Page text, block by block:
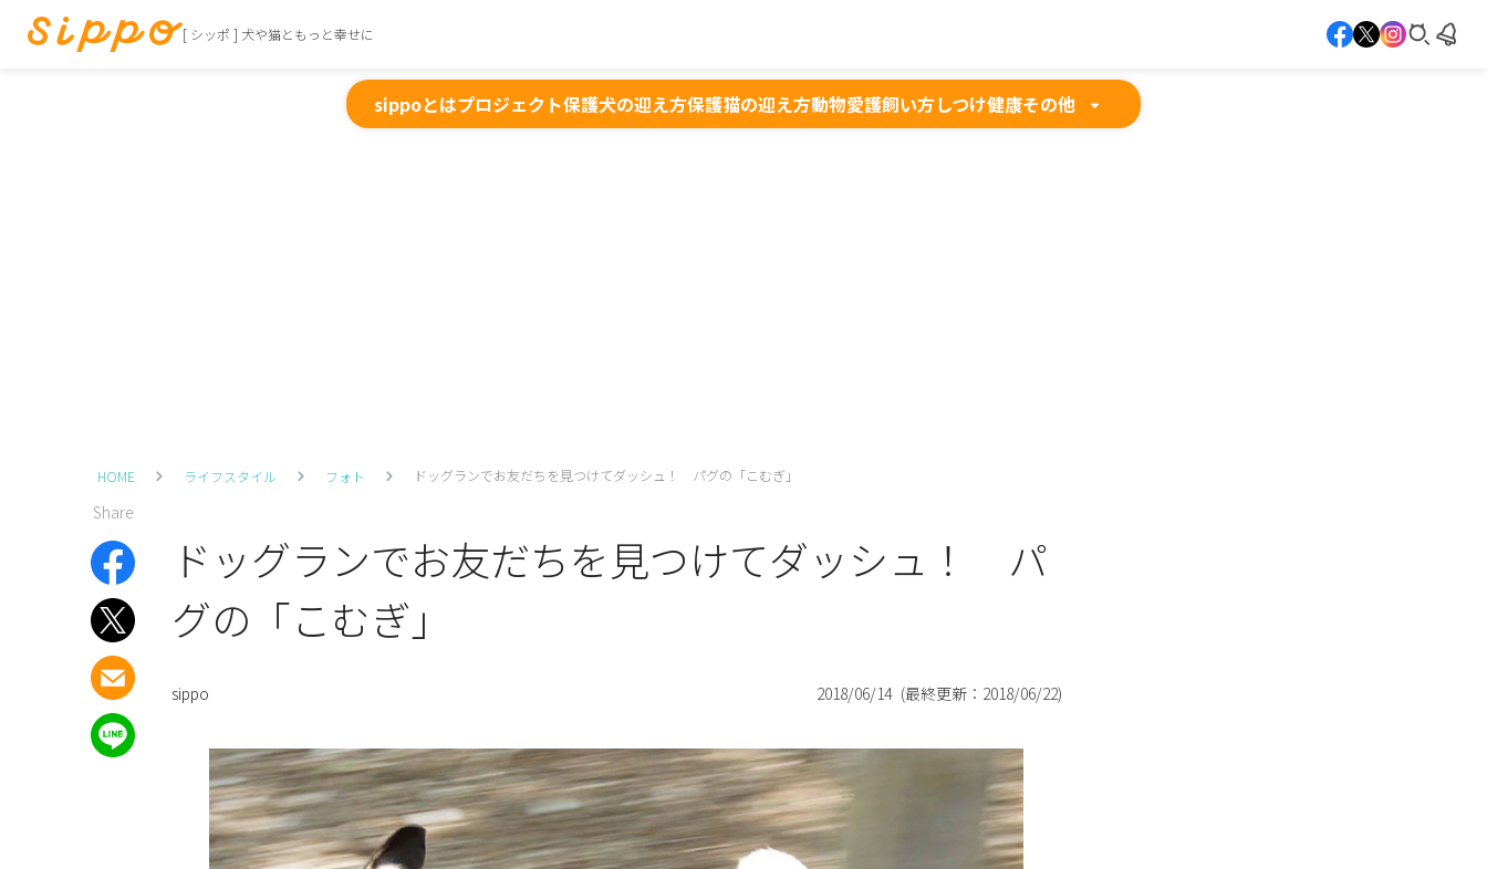
[ シッポ ] 犬や猫ともっと幸せに
sippoとはプロジェクト保護犬の迎え方保護猫の迎え方動物愛護飼い方しつけ健康その他
HOME ライフスタイル フォト ドッグランでお友だちを見つけてダッシュ！ パグの「こむぎ」
Share
ドッグランでお友だちを見つけてダッシュ！ パ
グの「こむぎ」
sippo 2018/06/14 (最終更新： 2018/06/22)